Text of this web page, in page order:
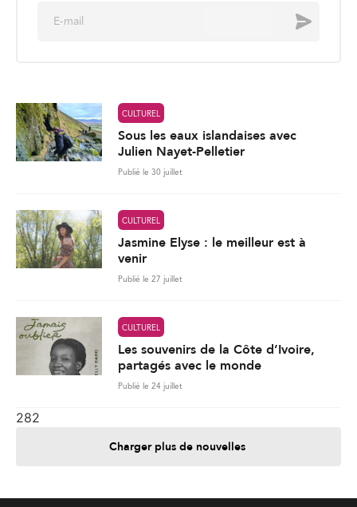
Envoyer
CULTUREL
Sous les eaux islandaises avec
Julien Nayet-Pelletier
Publié le 30 juillet
CULTUREL
Jasmine Elyse : le meilleur est à
venir
Publié le 27 juillet
CULTUREL
Les souvenirs de la Côte d’Ivoire,
partagés avec le monde
Publié le 24 juillet
282
Charger plus de nouvelles